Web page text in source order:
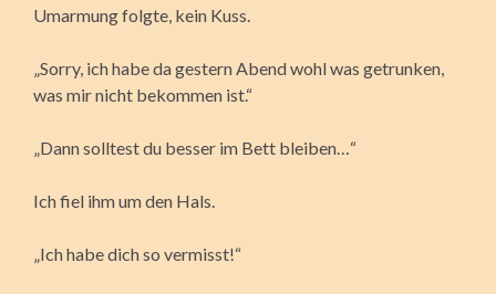
Umarmung folgte, kein Kuss.
„Sorry, ich habe da gestern Abend wohl was getrunken,
was mir nicht bekommen ist.“
„Dann solltest du besser im Bett bleiben…“
Ich fiel ihm um den Hals.
„Ich habe dich so vermisst!“